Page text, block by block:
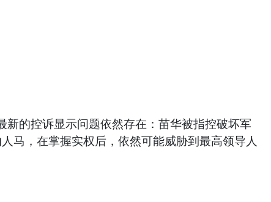
的控诉显示问题依然存在：苗华被指控破坏军
马，在掌握实权后，依然可能威胁到最高领导人